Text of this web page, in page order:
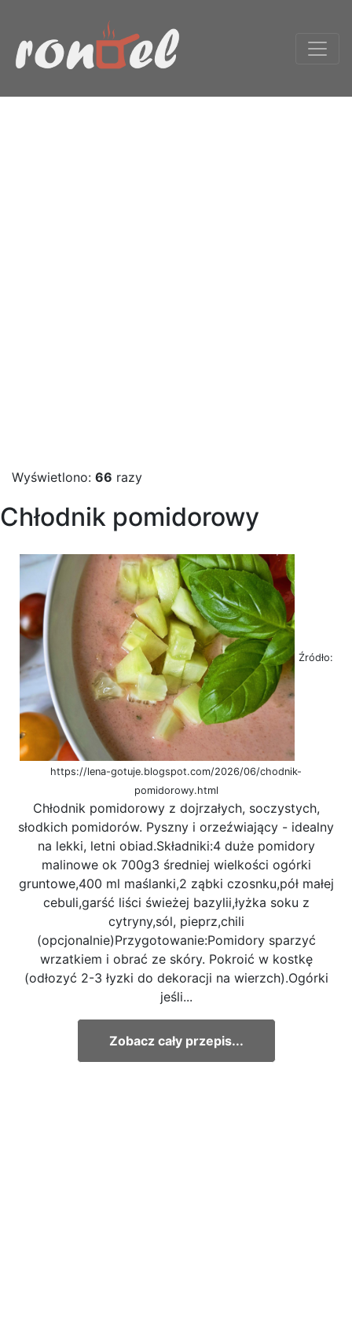
Wyświetlono: 66 razy
Chłodnik pomidorowy
Źródło:
https://lena-gotuje.blogspot.com/2026/06/chodnik-
pomidorowy.html
Chłodnik pomidorowy z dojrzałych, soczystych,
słodkich pomidorów. Pyszny i orzeźwiający - idealny
na lekki, letni obiad.Składniki:4 duże pomidory
malinowe ok 700g3 średniej wielkości ogórki
gruntowe,400 ml maślanki,2 ząbki czosnku,pół małej
cebuli,garść liści świeżej bazylii,łyżka soku z
cytryny,sól, pieprz,chili
(opcjonalnie)Przygotowanie:Pomidory sparzyć
wrzatkiem i obrać ze skóry. Pokroić w kostkę
(odłozyć 2-3 łyzki do dekoracji na wierzch).Ogórki
jeśli...
Zobacz cały przepis...